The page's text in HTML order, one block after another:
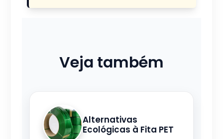
Veja também
Alternativas
Ecológicas à Fita PET